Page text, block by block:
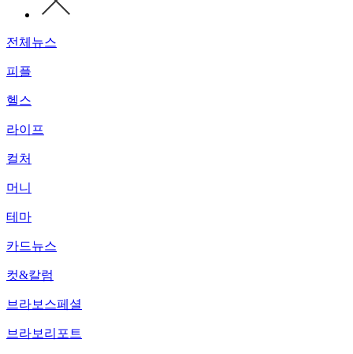
전체뉴스
피플
헬스
라이프
컬처
머니
테마
카드뉴스
컷&칼럼
브라보스페셜
브라보리포트